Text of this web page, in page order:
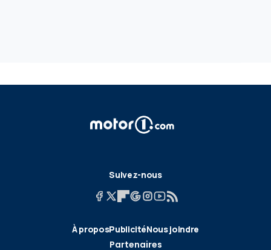
Suivez-nous
À proposPublicitéNous joindre
Partenaires